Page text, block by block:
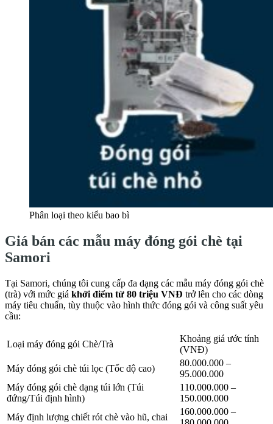
Phân loại theo kiểu bao bì
Giá bán các mẫu máy đóng gói chè tại
Samori
Tại Samori, chúng tôi cung cấp đa dạng các mẫu máy đóng gói chè
(trà) với mức giá khởi điểm từ 80 triệu VNĐ trở lên cho các dòng
máy tiêu chuẩn, tùy thuộc vào hình thức đóng gói và công suất yêu
cầu:
Loại máy đóng gói Chè/Trà
Khoảng giá ước tính
(VNĐ)
Máy đóng gói chè túi lọc (Tốc độ cao)
80.000.000 –
95.000.000
Máy đóng gói chè dạng túi lớn (Túi
đứng/Túi định hình)
110.000.000 –
150.000.000
Máy định lượng chiết rót chè vào hũ, chai
160.000.000 –